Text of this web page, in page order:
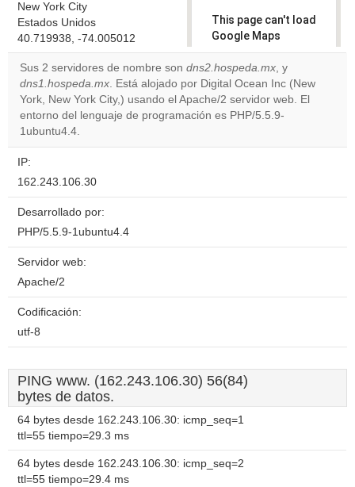
New York City
Estados Unidos
40.719938, -74.005012
This page can't load
Google Maps
correctly.
Do you
own this
website?
OK
Sus 2 servidores de nombre son dns2.hospeda.mx, y
dns1.hospeda.mx. Está alojado por Digital Ocean Inc (New
York, New York City,) usando el Apache/2 servidor web. El
entorno del lenguaje de programación es PHP/5.5.9-
1ubuntu4.4.
IP:
162.243.106.30
Desarrollado por:
PHP/5.5.9-1ubuntu4.4
Servidor web:
Apache/2
Codificación:
utf-8
PING www. (162.243.106.30) 56(84)
bytes de datos.
64 bytes desde 162.243.106.30: icmp_seq=1
ttl=55 tiempo=29.3 ms
64 bytes desde 162.243.106.30: icmp_seq=2
ttl=55 tiempo=29.4 ms